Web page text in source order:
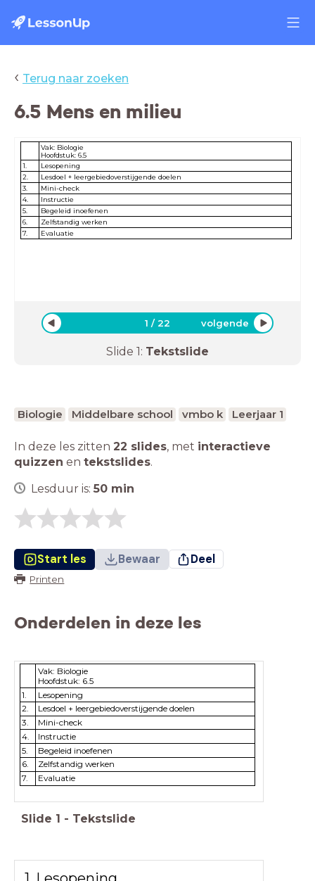
‹ Terug naar zoeken
6.5 Mens en milieu
Vak: Biologie
Hoofdstuk: 6.5
1.
Lesopening
2.
Lesdoel + leergebiedoverstijgende doelen
3.
Mini-check
4.
Instructie
5.
Begeleid inoefenen
6.
Zelfstandig werken
7.
Evaluatie
1 /22 volgende
Slide 1: Tekstslide
Biologie Middelbare school vmbo k Leerjaar 1
In deze les zitten 22 slides, met interactieve
quizzen en tekstslides.
Lesduur is: 50 min
Start les Bewaar Deel
Printen
Onderdelen in deze les
Vak: Biologie
Hoofdstuk: 6.5
1.
Lesopening
2.
Lesdoel + leergebiedoverstijgende doelen
3.
Mini-check
4.
Instructie
5.
Begeleid inoefenen
6.
Zelfstandig werken
7.
Evaluatie
Slide 1 - Tekstslide